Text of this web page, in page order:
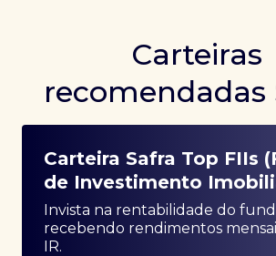
Carteiras
recomendadas
Carteira Safra Top FIIs
de Investimento
Invista na rentabilidade do
recebendo rendimentos
IR.